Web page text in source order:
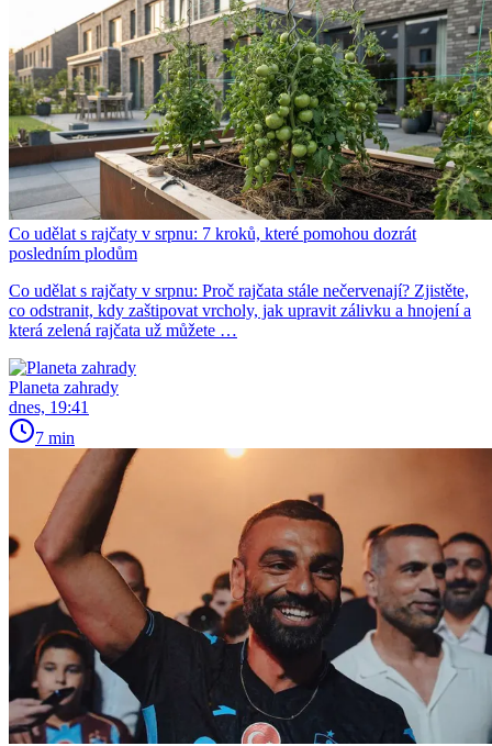
Co udělat s rajčaty v srpnu: 7 kroků, které pomohou dozrát
posledním plodům
Co udělat s rajčaty v srpnu: Proč rajčata stále nečervenají? Zjistěte,
co odstranit, kdy zaštipovat vrcholy, jak upravit zálivku a hnojení a
která zelená rajčata už můžete …
Planeta zahrady
dnes, 19:41
7 min